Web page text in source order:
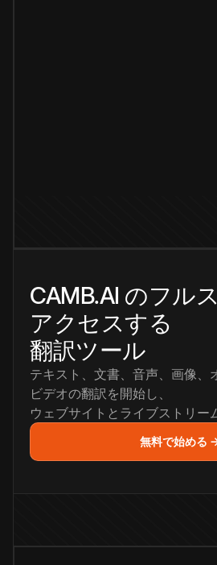
CAMB.AI のフル
アクセスする
翻訳ツール
テキスト、文書、音声、画像、
ビデオの翻訳を開始し、
ウェブサイトとライブストリー
無料で始める